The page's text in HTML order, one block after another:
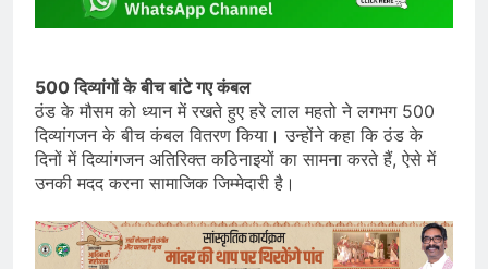
500 दिव्यांगों के बीच बांटे गए कंबल
ठंड के मौसम को ध्यान में रखते हुए हरे लाल महतो ने लगभग 500
दिव्यांगजन के बीच कंबल वितरण किया। उन्होंने कहा कि ठंड के
दिनों में दिव्यांगजन अतिरिक्त कठिनाइयों का सामना करते हैं, ऐसे में
उनकी मदद करना सामाजिक जिम्मेदारी है।